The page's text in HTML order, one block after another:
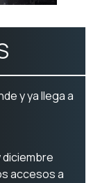
y ya llega a
diciembre
accesos a